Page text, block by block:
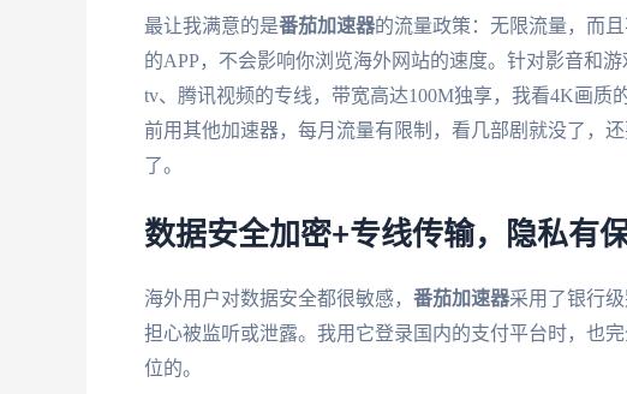
最让我满意的是番茄加速器的流量政策：无限流量，而
的APP，不会影响你浏览海外网站的速度。针对影音和
tv、腾讯视频的专线，带宽高达100M独享，我看4K画质
前用其他加速器，每月流量有限制，看几部剧就没了，
了。
数据安全加密+专线传输，隐私有
海外用户对数据安全都很敏感， 番茄加速器采用了银行
担心被监听或泄露。我用它登录国内的支付平台时，
位的。